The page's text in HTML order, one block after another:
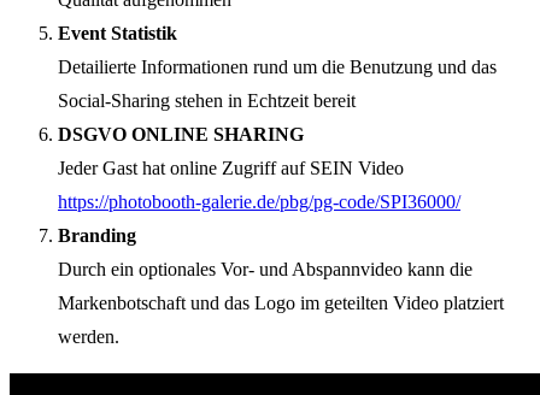
Event Statistik
Detailierte Informationen rund um die Benutzung und das
Social-Sharing stehen in Echtzeit bereit
DSGVO ONLINE SHARING
Jeder Gast hat online Zugriff auf SEIN Video
https://photobooth-galerie.de/pbg/pg-code/SPI36000/
Branding
Durch ein optionales Vor- und Abspannvideo kann die
Markenbotschaft und das Logo im geteilten Video platziert
werden.